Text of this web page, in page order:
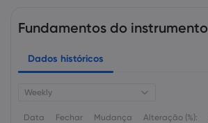
Fundamentos do instrumento
Dados históricos
Weekly
Data Fechar Mudança Alteração (%):